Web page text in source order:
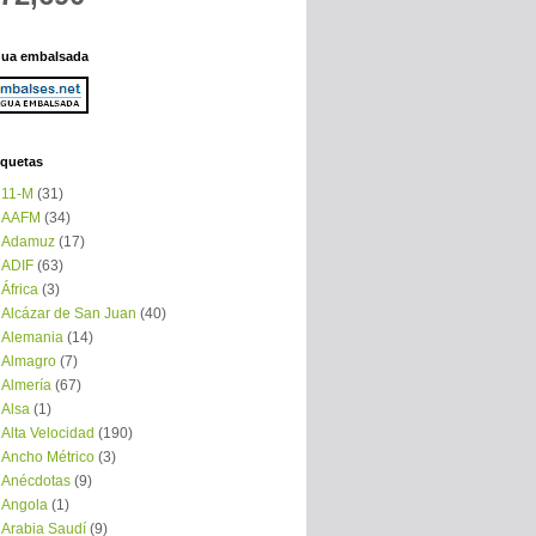
embalsada
11-M (31)
AAFM (34)
Adamuz (17)
ADIF (63)
África (3)
Alcázar de San Juan (40)
Alemania (14)
Almagro (7)
Almería (67)
Alsa (1)
Alta Velocidad (190)
Ancho Métrico (3)
Anécdotas (9)
Angola (1)
Arabia Saudí (9)